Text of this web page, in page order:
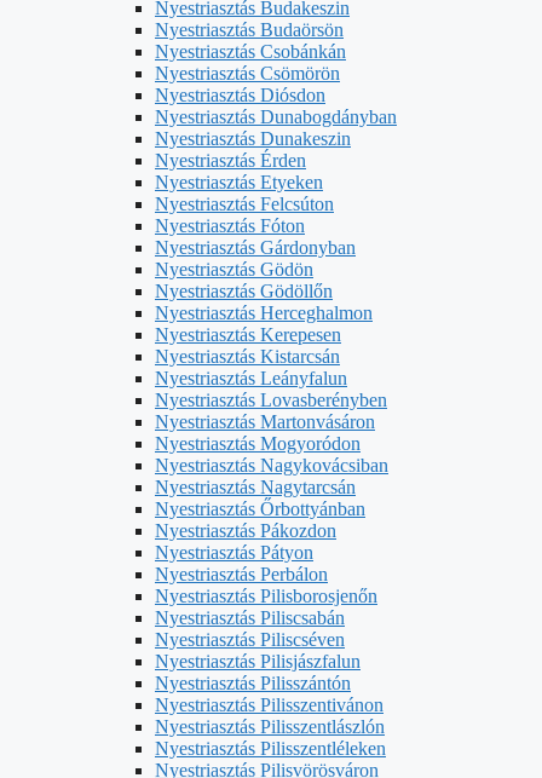
Nyestriasztás Budakeszin
Nyestriasztás Budaörsön
Nyestriasztás Csobánkán
Nyestriasztás Csömörön
Nyestriasztás Diósdon
Nyestriasztás Dunabogdányban
Nyestriasztás Dunakeszin
Nyestriasztás Érden
Nyestriasztás Etyeken
Nyestriasztás Felcsúton
Nyestriasztás Fóton
Nyestriasztás Gárdonyban
Nyestriasztás Gödön
Nyestriasztás Gödöllőn
Nyestriasztás Herceghalmon
Nyestriasztás Kerepesen
Nyestriasztás Kistarcsán
Nyestriasztás Leányfalun
Nyestriasztás Lovasberényben
Nyestriasztás Martonvásáron
Nyestriasztás Mogyoródon
Nyestriasztás Nagykovácsiban
Nyestriasztás Nagytarcsán
Nyestriasztás Őrbottyánban
Nyestriasztás Pákozdon
Nyestriasztás Pátyon
Nyestriasztás Perbálon
Nyestriasztás Pilisborosjenőn
Nyestriasztás Piliscsabán
Nyestriasztás Piliscséven
Nyestriasztás Pilisjászfalun
Nyestriasztás Pilisszántón
Nyestriasztás Pilisszentivánon
Nyestriasztás Pilisszentlászlón
Nyestriasztás Pilisszentléleken
Nyestriasztás Pilisvörösváron